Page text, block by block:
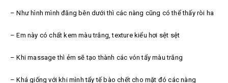
– Như hình mình đăng bên dưới thì các nàng cũng có thể thấy ròi ha
– Em này có chất kem màu trắng, texture kiểu hơi sệt sệt
– Khi massage thì ẻm sẽ tạo thành các vón tẩy màu trắng
– Khá giống với khi mình tẩy tế bào chết cho mặt đó các nàng